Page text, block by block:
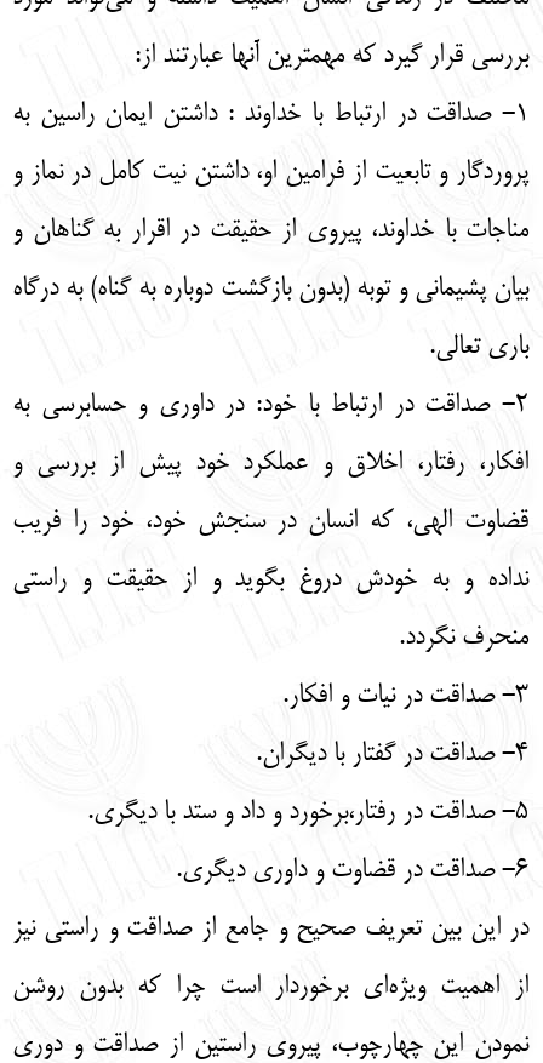
بررسی قرار گیرد که مهمترین آنها عبارتند از:
1- صداقت در ارتباط با خداوند : داشتن ایمان راسین به
پروردگار و تابعیت از فرامین او، داشتن نیت کامل در نماز و
مناجات با خداوند، پیروی از حقیقت در اقرار به گناهان و
بیان پشیمانی و توبه (بدون بازگشت دوباره به گناه) به درگاه
باری تعالی.
2- صداقت در ارتباط با خود: در داوری و حسابرسی به
افکار، رفتار، اخلاق و عملکرد خود پیش از بررسی و
قضاوت الهی، که انسان در سنجش خود، خود را فریب
نداده و به خودش دروغ بگوید و از حقیقت و راستی
منحرف نگردد.
3- صداقت در نیات و افکار.
4- صداقت در گفتار با دیگران.
5- صداقت در رفتار،برخورد و داد و ستد با دیگری.
6- صداقت در قضاوت و داوری دیگری.
در این بین تعریف صحیح و جامع از صداقت و راستی نیز
از اهمیت ویژه‌ای برخوردار است چرا که بدون روشن
نمودن این چهارچوب، پیروی راستین از صداقت و دوری